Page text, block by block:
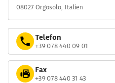
08027 Orgosolo, Italien
Telefon
+39 078 440 09 01
Fax
+39 078 440 31 43